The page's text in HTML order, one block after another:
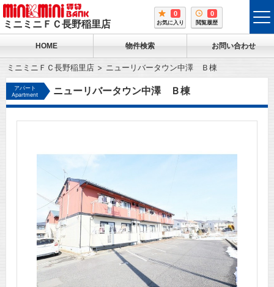
ミニミニＦＣ長野稲里店
0
お気に入り
0
閲覧履歴
HOME 物件検索 お問い合わせ
ミニミニＦＣ長野稲里店 ニューリバータウン中澤 Ｂ棟
アパート
Apartment
ニューリバータウン中澤 Ｂ棟